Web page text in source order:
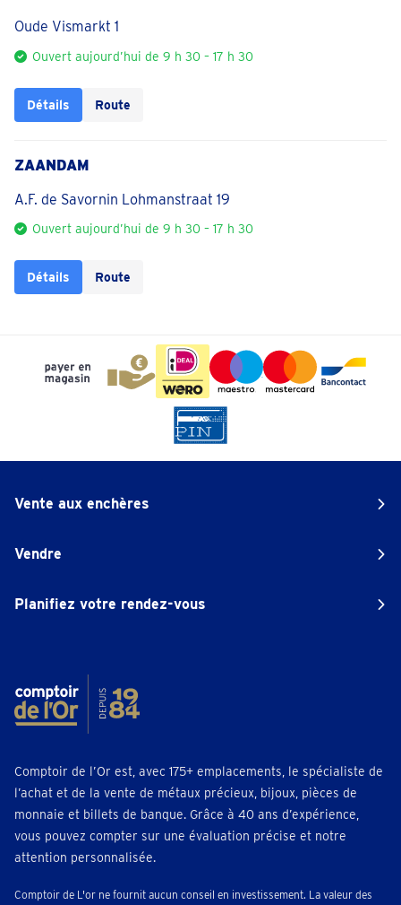
Oude Vismarkt 1
Ouvert aujourd’hui de 9 h 30 – 17 h 30
Détails Route
ZAANDAM
A.F. de Savornin Lohmanstraat 19
Ouvert aujourd’hui de 9 h 30 – 17 h 30
Détails Route
Vente aux enchères
Vendre
Planifiez votre rendez-vous
Comptoir de l’Or est, avec 175+ emplacements, le spécialiste de
l’achat et de la vente de métaux précieux, bijoux, pièces de
monnaie et billets de banque. Grâce à 40 ans d’expérience,
vous pouvez compter sur une évaluation précise et notre
attention personnalisée.
Comptoir de L'or ne fournit aucun conseil en investissement. La valeur des